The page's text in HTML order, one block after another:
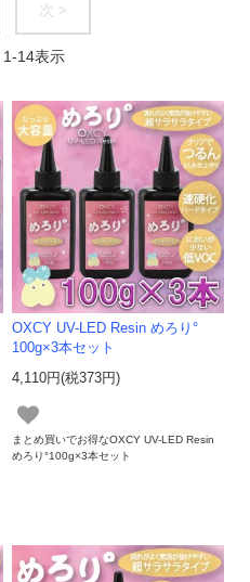
次 >
1-14表示
OXCY UV-LED Resin めろり°
100g×3本セット
4,110円(税373円)
まとめ買いでお得なOXCY UV-LED Resin
めろり°100g×3本セット